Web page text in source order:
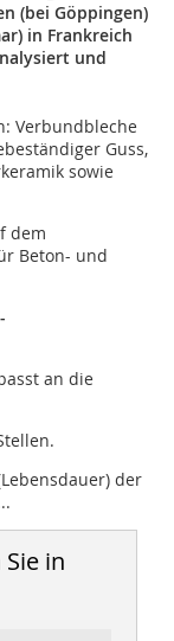
(bei Göppingen)
in Frankreich
und
Verbundbleche
Guss,
sowie
dem
Beton- und
an die
der
in